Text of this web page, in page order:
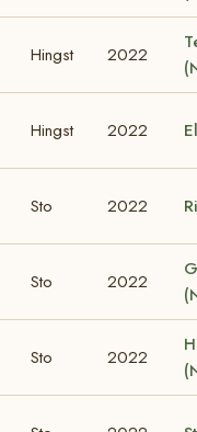
Hingst 2022
Hingst 2022
Sto 2022
Sto 2022
Sto 2022